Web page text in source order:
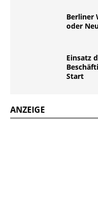
Berliner
oder
Einsatz
Start
ANZEIGE